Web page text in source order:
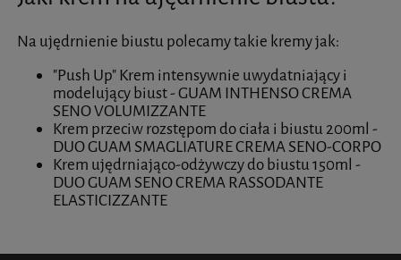
Na ujędrnienie biustu polecamy takie kremy jak:
"Push Up" Krem intensywnie uwydatniający i
modelujący biust - GUAM INTHENSO CREMA
SENO VOLUMIZZANTE
Krem przeciw rozstępom do ciała i biustu 200ml -
DUO GUAM SMAGLIATURE CREMA SENO-CORPO
Krem ujędrniająco-odżywczy do biustu 150ml -
DUO GUAM SENO CREMA RASSODANTE
ELASTICIZZANTE